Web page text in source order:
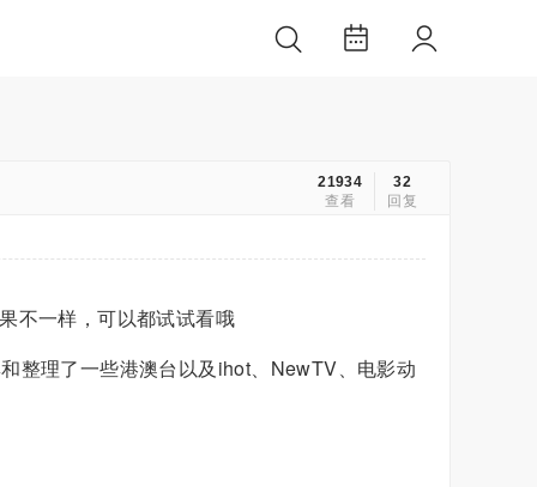
32
回复
21934
查看
不一样，可以都试试看哦
整理了一些港澳台以及ihot、NewTV、电影动